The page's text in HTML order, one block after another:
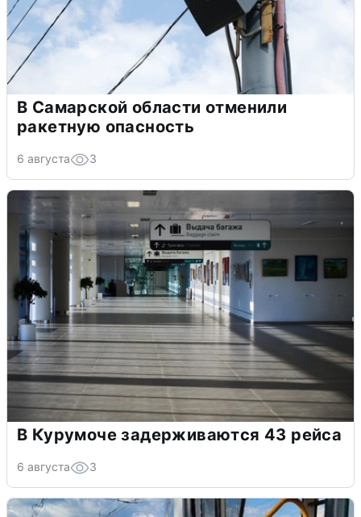
В Самарской области отменили
ракетную опасность
6 августа 3
В Курумоче задерживаются 43 рейса
6 августа 3